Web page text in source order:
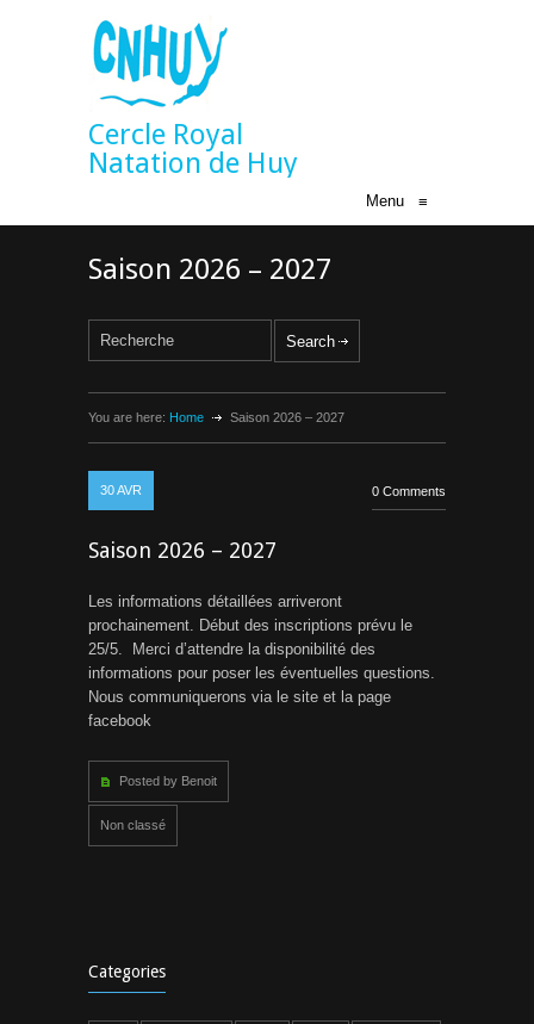
Cercle Royal
Natation de Huy
Menu ≡
Saison 2026 – 2027
You are here: Home Saison 2026 – 2027
30AVR 0 Comments
Saison 2026 – 2027
Les informations détaillées arriveront
prochainement. Début des inscriptions prévu le
25/5. Merci d’attendre la disponibilité des
informations pour poser les éventuelles questions.
Nous communiquerons via le site et la page
facebook
Posted by Benoit
Non classé
Categories